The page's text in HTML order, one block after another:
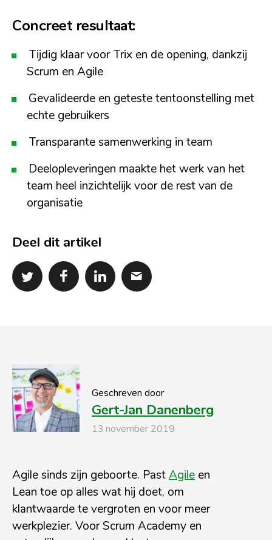
Concreet resultaat:
Tijdig klaar voor Trix en de opening, dankzij
Scrum en Agile
Gevalideerde en geteste tentoonstelling met
echte gebruikers
Transparante samenwerking in team
Deelopleveringen maakte het werk van het
team heel inzichtelijk voor de rest van de
organisatie
Deel dit artikel
Geschreven door
Gert-Jan Danenberg
13 november 2019
Agile sinds zijn geboorte. PastAgile en
Lean toe op alles wat hij doet, om
klantwaarde te vergroten en voor meer
werkplezier. Voor Scrum Academy en